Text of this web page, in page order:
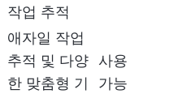
작업 추적
애자일 작업
추적 및 다양
한 맞춤형 기
사용
가능